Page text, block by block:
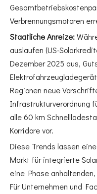
Verbrennungsmotoren
Staatliche Anreize:
auslaufen (US-
Dezember 2025 aus,
Regionen neue
Infrastrukturverordnung
alle 60 km
Korridore vor.
Diese Trends lassen
Markt für integrierte
eine Phase
Für Unternehmen und